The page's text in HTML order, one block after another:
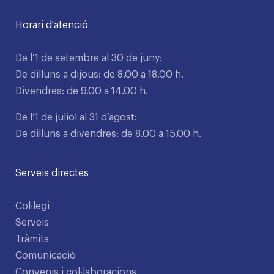
Horari d'atenció
De l’1 de setembre al 30 de juny:
De dilluns a dijous: de 8.00 a 18.00 h.
Divendres: de 9.00 a 14.00 h.
De l’1 de juliol al 31 d’agost:
De dilluns a divendres: de 8.00 a 15.00 h.
Serveis directes
Col·legi
Serveis
Tràmits
Comunicació
Convenis i col·laboracions